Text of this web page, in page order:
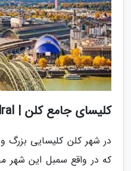
کلیسای جامع کلن | Cologne Cathedral
در شهر کلن کلیسایی بزرگ
که در واقع سمبل این